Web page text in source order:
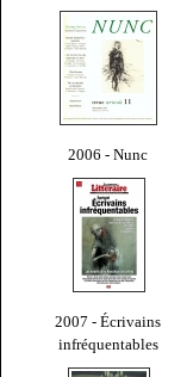
2006 - Nunc
2007 - Écrivains
infréquentables